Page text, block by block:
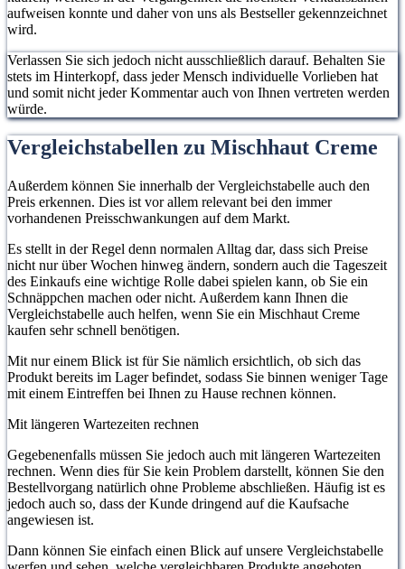
aufweisen konnte und daher von uns als Bestseller gekennzeichnet
wird.
Verlassen Sie sich jedoch nicht ausschließlich darauf. Behalten Sie
stets im Hinterkopf, dass jeder Mensch individuelle Vorlieben hat
und somit nicht jeder Kommentar auch von Ihnen vertreten werden
würde.
Vergleichstabellen zu Mischhaut Creme
Außerdem können Sie innerhalb der Vergleichstabelle auch den
Preis erkennen. Dies ist vor allem relevant bei den immer
vorhandenen Preisschwankungen auf dem Markt.
Es stellt in der Regel denn normalen Alltag dar, dass sich Preise
nicht nur über Wochen hinweg ändern, sondern auch die Tageszeit
des Einkaufs eine wichtige Rolle dabei spielen kann, ob Sie ein
Schnäppchen machen oder nicht. Außerdem kann Ihnen die
Vergleichstabelle auch helfen, wenn Sie ein Mischhaut Creme
kaufen sehr schnell benötigen.
Mit nur einem Blick ist für Sie nämlich ersichtlich, ob sich das
Produkt bereits im Lager befindet, sodass Sie binnen weniger Tage
mit einem Eintreffen bei Ihnen zu Hause rechnen können.
Mit längeren Wartezeiten rechnen
Gegebenenfalls müssen Sie jedoch auch mit längeren Wartezeiten
rechnen. Wenn dies für Sie kein Problem darstellt, können Sie den
Bestellvorgang natürlich ohne Probleme abschließen. Häufig ist es
jedoch auch so, dass der Kunde dringend auf die Kaufsache
angewiesen ist.
Dann können Sie einfach einen Blick auf unsere Vergleichstabelle